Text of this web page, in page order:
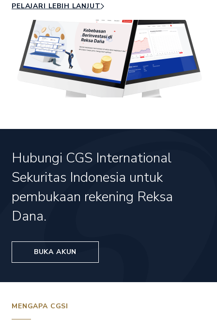
PELAJARI LEBIH LANJUT
Hubungi CGS International
Sekuritas Indonesia untuk
pembukaan rekening Reksa
Dana.
BUKA AKUN
MENGAPA CGSI